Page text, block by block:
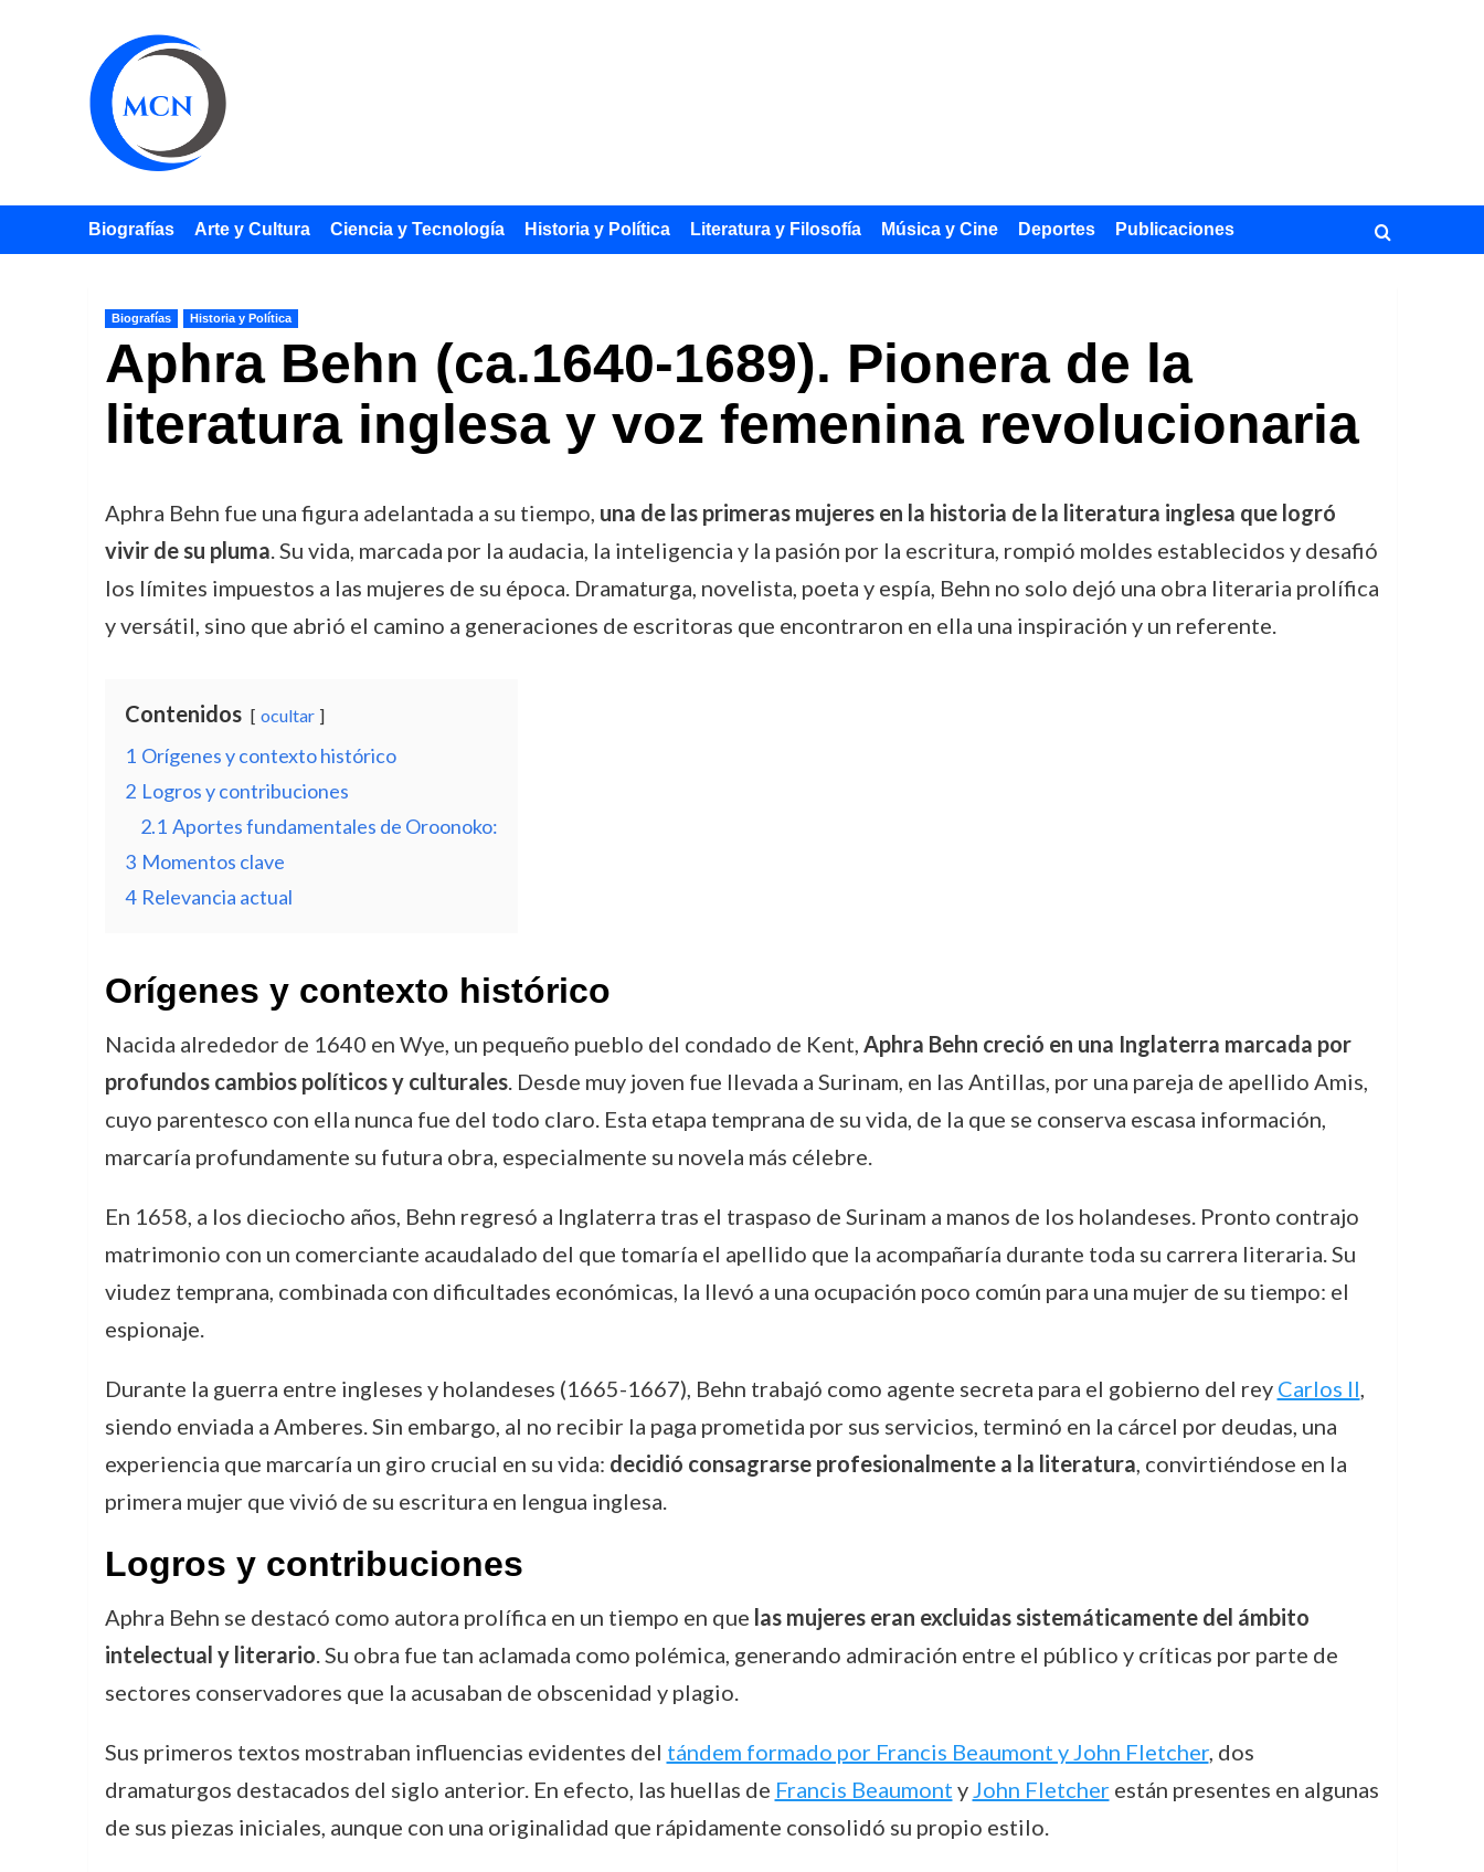
Biografías Arte y Cultura Ciencia y Tecnología Historia y Política Literatura y Filosofía Música y Cine Deportes Publicaciones
Biografías Historia y Política
Aphra Behn (ca.1640-1689). Pionera de la
literatura inglesa y voz femenina revolucionaria
Aphra Behn fue una figura adelantada a su tiempo, una de las primeras mujeres en la historia de la literatura inglesa que logró
vivir de su pluma. Su vida, marcada por la audacia, la inteligencia y la pasión por la escritura, rompió moldes establecidos y desafió
los límites impuestos a las mujeres de su época. Dramaturga, novelista, poeta y espía, Behn no solo dejó una obra literaria prolífica
y versátil, sino que abrió el camino a generaciones de escritoras que encontraron en ella una inspiración y un referente.
Contenidos ocultar
1 Orígenes y contexto histórico
2 Logros y contribuciones
2.1 Aportes fundamentales de Oroonoko:
3 Momentos clave
4 Relevancia actual
Orígenes y contexto histórico
Nacida alrededor de 1640 en Wye, un pequeño pueblo del condado de Kent, Aphra Behn creció en una Inglaterra marcada por
profundos cambios políticos y culturales. Desde muy joven fue llevada a Surinam, en las Antillas, por una pareja de apellido Amis,
cuyo parentesco con ella nunca fue del todo claro. Esta etapa temprana de su vida, de la que se conserva escasa información,
marcaría profundamente su futura obra, especialmente su novela más célebre.
En 1658, a los dieciocho años, Behn regresó a Inglaterra tras el traspaso de Surinam a manos de los holandeses. Pronto contrajo
matrimonio con un comerciante acaudalado del que tomaría el apellido que la acompañaría durante toda su carrera literaria. Su
viudez temprana, combinada con dificultades económicas, la llevó a una ocupación poco común para una mujer de su tiempo: el
espionaje.
Durante la guerra entre ingleses y holandeses (1665-1667), Behn trabajó como agente secreta para el gobierno del rey Carlos II,
siendo enviada a Amberes. Sin embargo, al no recibir la paga prometida por sus servicios, terminó en la cárcel por deudas, una
experiencia que marcaría un giro crucial en su vida: decidió consagrarse profesionalmente a la literatura, convirtiéndose en la
primera mujer que vivió de su escritura en lengua inglesa.
Logros y contribuciones
Aphra Behn se destacó como autora prolífica en un tiempo en que las mujeres eran excluidas sistemáticamente del ámbito
intelectual y literario. Su obra fue tan aclamada como polémica, generando admiración entre el público y críticas por parte de
sectores conservadores que la acusaban de obscenidad y plagio.
Sus primeros textos mostraban influencias evidentes del tándem formado por Francis Beaumont y John Fletcher, dos
dramaturgos destacados del siglo anterior. En efecto, las huellas de Francis Beaumont yJohn Fletcherestán presentes en algunas
de sus piezas iniciales, aunque con una originalidad que rápidamente consolidó su propio estilo.